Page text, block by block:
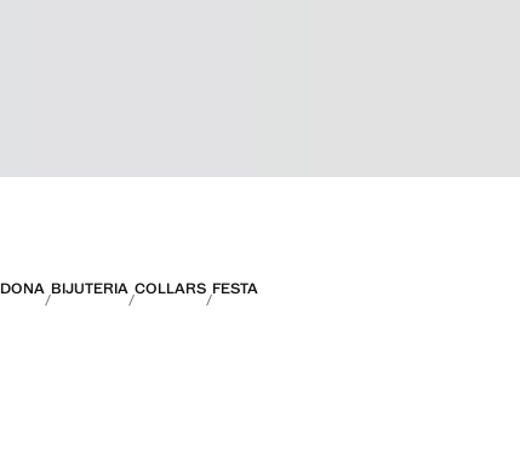
DONA BIJUTERIA COLLARS FESTA